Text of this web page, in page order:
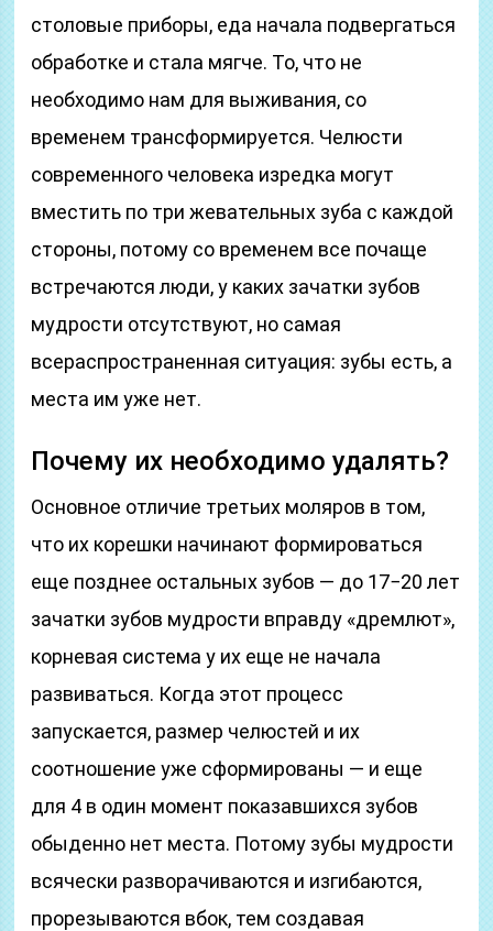
столовые приборы, еда начала подвергаться
обработке и стала мягче. То, что не
необходимо нам для выживания, со
временем трансформируется. Челюсти
современного человека изредка могут
вместить по три жевательных зуба с каждой
стороны, потому со временем все почаще
встречаются люди, у каких зачатки зубов
мудрости отсутствуют, но самая
всераспространенная ситуация: зубы есть, а
места им уже нет.
Почему их необходимо удалять?
Основное отличие третьих моляров в том,
что их корешки начинают формироваться
еще позднее остальных зубов — до 17−20 лет
зачатки зубов мудрости вправду «дремлют»,
корневая система у их еще не начала
развиваться. Когда этот процесс
запускается, размер челюстей и их
соотношение уже сформированы — и еще
для 4 в один момент показавшихся зубов
обыденно нет места. Потому зубы мудрости
всячески разворачиваются и изгибаются,
прорезываются вбок, тем создавая